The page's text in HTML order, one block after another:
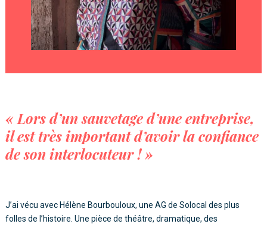
« Lors d’un sauvetage d’une entreprise,
il est très important d’avoir la confiance
de son interlocuteur ! »
J’ai vécu avec Hélène Bourbouloux, une AG de Solocal des plus
folles de l’histoire. Une pièce de théâtre, dramatique, des